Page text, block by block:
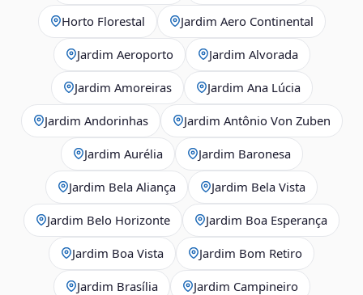
Horto Florestal Jardim Aero Continental
Jardim Aeroporto Jardim Alvorada
Jardim Amoreiras Jardim Ana Lúcia
Jardim Andorinhas Jardim Antônio Von Zuben
Jardim Aurélia Jardim Baronesa
Jardim Bela Aliança Jardim Bela Vista
Jardim Belo Horizonte Jardim Boa Esperança
Jardim Boa Vista Jardim Bom Retiro
Jardim Brasília Jardim Campineiro